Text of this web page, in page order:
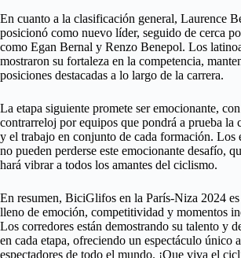
En cuanto a la clasificación general, Laurence
posicionó como nuevo líder, seguido de cerca
como Egan Bernal y Renzo Benepol. Los
mostraron su fortaleza en la competencia,
posiciones destacadas a lo largo de la carrera.
La etapa siguiente promete ser emocionante,
contrarreloj por equipos que pondrá a prueba la
y el trabajo en conjunto de cada formación. Los
no pueden perderse este emocionante desafío,
hará vibrar a todos los amantes del ciclismo.
En resumen, BiciGlifos en la París-Niza 2024
lleno de emoción, competitividad y momentos
Los corredores están demostrando su talento y
en cada etapa, ofreciendo un espectáculo único
espectadores de todo el mundo. ¡Que viva el